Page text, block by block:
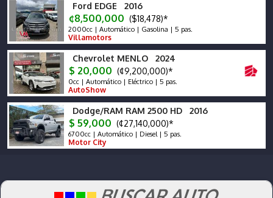
Ford EDGE 2016
¢8,500,000 ($18,478)*
2000cc | Automático | Gasolina | 5 pas.
Villamotors
Chevrolet MENLO 2024
$ 20,000 (¢9,200,000)*
0cc | Automático | Eléctrico | 5 pas.
AutoShow
Dodge/RAM RAM 2500 HD 2016
$ 59,000 (¢27,140,000)*
6700cc | Automático | Diesel | 5 pas.
Motor City